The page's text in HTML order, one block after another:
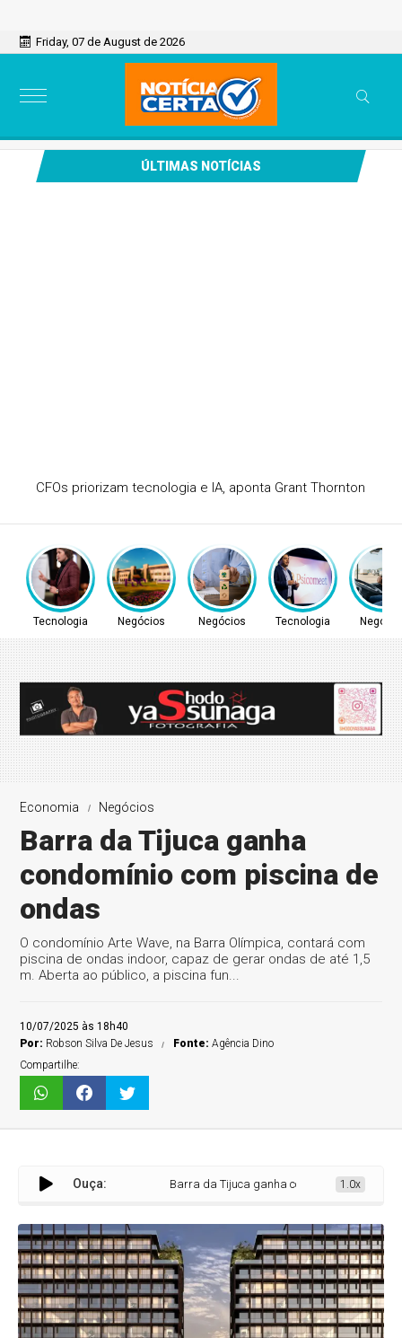
Friday, 07 de August de 2026
ÚLTIMAS NOTÍCIAS
Cetrel leva gestão ambiental a saneamento e energia
Tecnologia Negócios Negócios Tecnologia
Economia Negócios
Barra da Tijuca ganha
condomínio com piscina de
ondas
O condomínio Arte Wave, na Barra Olímpica, contará com
piscina de ondas indoor, capaz de gerar ondas de até 1,5
m. Aberta ao público, a piscina fun...
10/07/2025 às 18h40
Por: Robson Silva De Jesus Fonte:Agência Dino
Compartilhe:
Ouça: Barra da Tijuca ganha condomínio com piscina
1.0x